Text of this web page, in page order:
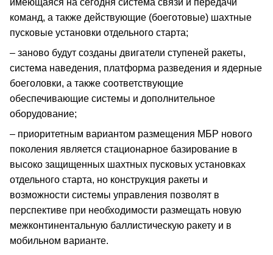
имеющаяся на сегодня система связи и передачи
команд, а также действующие (боеготовые) шахтные
пусковые установки отдельного старта;
– заново будут созданы двигатели ступеней ракеты,
система наведения, платформа разведения и ядерные
боеголовки, а также соответствующие
обеспечивающие системы и дополнительное
оборудование;
– приоритетным вариантом размещения МБР нового
поколения является стационарное базирование в
высоко защищенных шахтных пусковых установках
отдельного старта, но конструкция ракеты и
возможности системы управления позволят в
перспективе при необходимости размещать новую
межконтинентальную баллистическую ракету и в
мобильном варианте.